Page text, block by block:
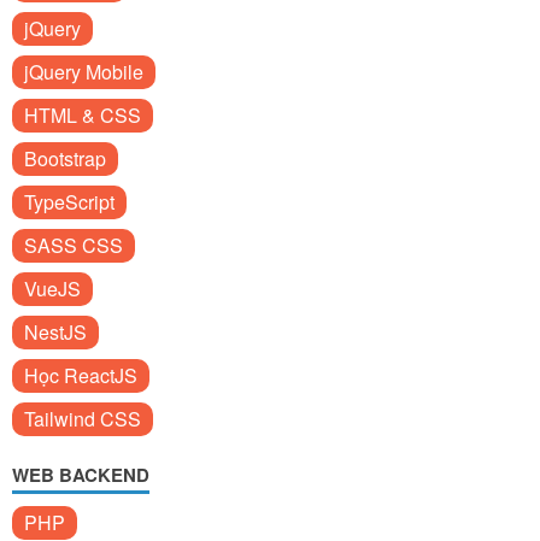
jQuery
jQuery Mobile
HTML & CSS
Bootstrap
TypeScript
SASS CSS
VueJS
NestJS
Học ReactJS
Tailwind CSS
WEB BACKEND
PHP